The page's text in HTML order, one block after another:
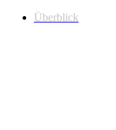
Überblick